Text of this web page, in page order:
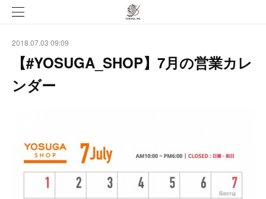
2018.07.03 09:09
【#YOSUGA_SHOP】7月の営業カレ
ンダー